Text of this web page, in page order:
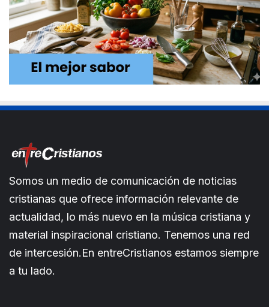
Somos un medio de comunicación de noticias
cristianas que ofrece información relevante de
actualidad, lo más nuevo en la música cristiana y
material inspiracional cristiano. Tenemos una red
de intercesión.En entreCristianos estamos siempre
a tu lado.